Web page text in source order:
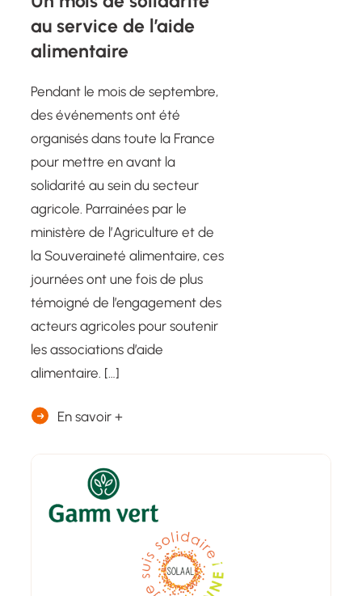
au service de l’aide
alimentaire
Pendant le mois de septembre,
des événements ont été
organisés dans toute la France
pour mettre en avant la
solidarité au sein du secteur
agricole. Parrainées par le
ministère de l’Agriculture et de
la Souveraineté alimentaire, ces
journées ont une fois de plus
témoigné de l’engagement des
acteurs agricoles pour soutenir
les associations d’aide
alimentaire. […]
En savoir +